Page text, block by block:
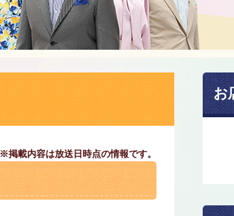
※掲載内容は放送日時点の情報です。
お